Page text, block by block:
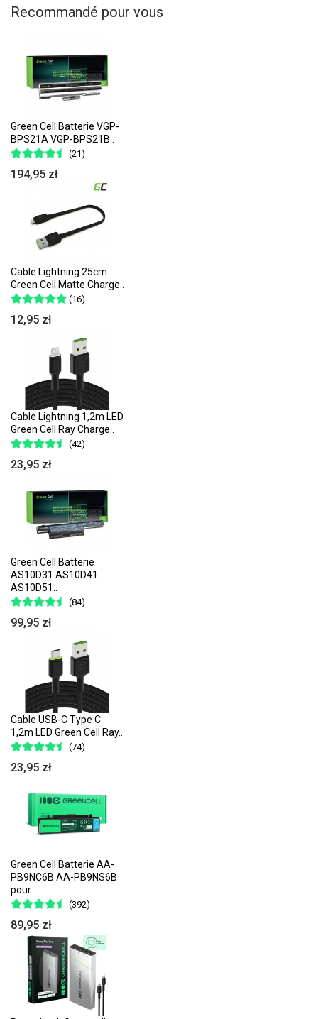
Recommandé pour vous
Green Cell Batterie VGP-
BPS21A VGP-BPS21B..
(21)
194,95 zł
Cable Lightning 25cm
Green Cell Matte Charge..
(16)
12,95 zł
Cable Lightning 1,2m LED
Green Cell Ray Charge..
(42)
23,95 zł
Green Cell Batterie
AS10D31 AS10D41
AS10D51..
(84)
99,95 zł
Cable USB-C Type C
1,2m LED Green Cell Ray..
(74)
23,95 zł
Green Cell Batterie AA-
PB9NC6B AA-PB9NS6B
pour..
(392)
89,95 zł